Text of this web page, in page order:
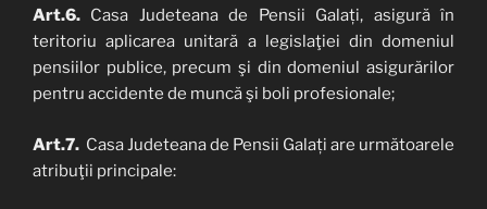
Art.6. Casa Judeteana de Pensii Galați, asigură în
teritoriu aplicarea unitară a legislaţiei din domeniul
pensiilor publice, precum şi din domeniul asigurărilor
pentru accidente de muncă şi boli profesionale;
Art.7. Casa Judeteana de Pensii Galați are următoarele
atribuţii principale: